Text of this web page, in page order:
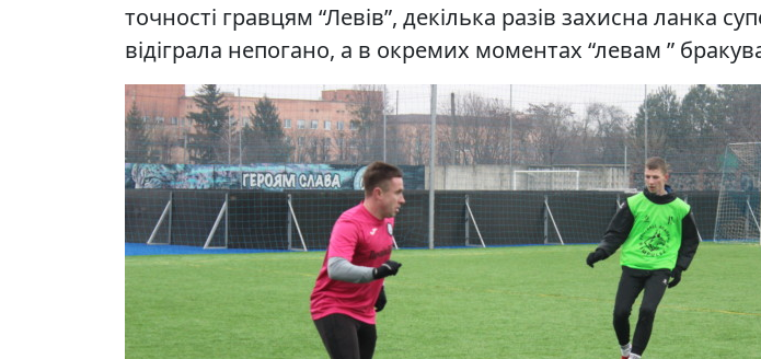
точності гравцям “Левів”, декілька разів захисна ланка
відіграла непогано, а в окремих моментах “левам ”